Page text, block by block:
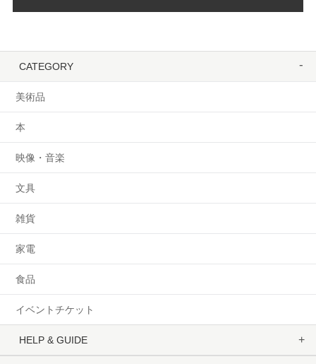
CATEGORY
美術品
本
映像・音楽
文具
雑貨
家電
食品
イベントチケット
HELP & GUIDE